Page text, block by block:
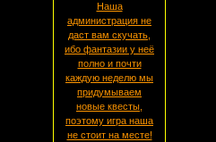
Наша
администрация не
даст вам скучать,
ибо фантазии у неё
полно и почти
каждую неделю мы
придумываем
новые квесты,
поэтому игра наша
не стоит на месте!